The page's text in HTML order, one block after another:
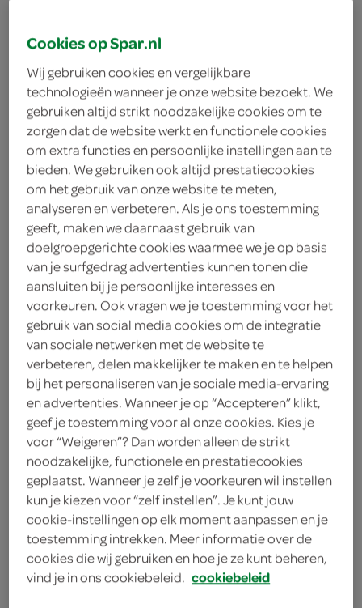
g'woon kerstkransjes
chocolade
g'woon
2.
79
200 Gram
Let op: aanbiedingen zijn niet zichtbaar bij de
producten, maar worden wél automatisch
verwerkt in de winkelmand.
geniet van deze lekkere kerstkransjes tijdens de
Cookies op Spar.nl
Wij gebruiken cookies en vergelijkbare
technologieën wanneer je onze website bezoekt. We
gebruiken altijd strikt noodzakelijke cookies om te
zorgen dat de website werkt en functionele cookies
om extra functies en persoonlijke instellingen aan te
bieden. We gebruiken ook altijd prestatiecookies
om het gebruik van onze website te meten,
analyseren en verbeteren. Als je ons toestemming
geeft, maken we daarnaast gebruik van
doelgroepgerichte cookies waarmee we je op basis
van je surfgedrag advertenties kunnen tonen die
aansluiten bij je persoonlijke interesses en
voorkeuren. Ook vragen we je toestemming voor het
gebruik van social media cookies om de integratie
van sociale netwerken met de website te
verbeteren, delen makkelijker te maken en te helpen
bij het personaliseren van je sociale media-ervaring
en advertenties. Wanneer je op “Accepteren” klikt,
geef je toestemming voor al onze cookies. Kies je
voor “Weigeren”? Dan worden alleen de strikt
noodzakelijke, functionele en prestatiecookies
geplaatst. Wanneer je zelf je voorkeuren wil instellen
kun je kiezen voor “zelf instellen”. Je kunt jouw
cookie-instellingen op elk moment aanpassen en je
toestemming intrekken. Meer informatie over de
cookies die wij gebruiken en hoe je ze kunt beheren,
vind je in ons cookiebeleid. cookiebeleid